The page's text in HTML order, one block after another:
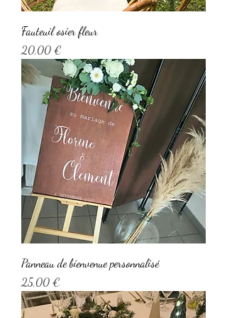
Fauteuil osier fleur
Prix
20,00 €
Panneau de bienvenue personnalisé
Prix
25,00 €